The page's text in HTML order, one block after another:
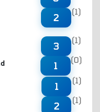
2
(1)
3
(1)
1
(0)
1
(1)
2
(1)